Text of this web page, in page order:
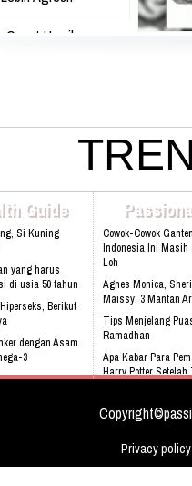
Cepat Hamil
Mitos Apa
Ketika Sarapan
Guide
Si Kuning
yang harus
di usia 50 tahun
Berikut
dengan Asam
3
Cowok-Cowok
Indonesia Ini Masih
Loh
Agnes Monica,
Maissy: 3 Mantan
Tips Menjelang
Ramadhan
Apa Kabar Para
Harry Potter Setelah
Love Indonesia
Privacy policy